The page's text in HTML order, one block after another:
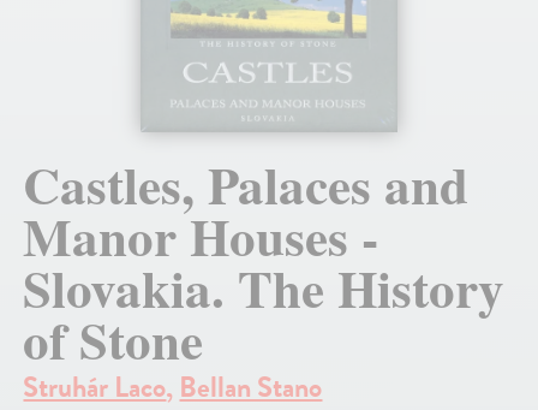
Castles, Palaces and
Manor Houses -
Slovakia. The History
of Stone
Struhár Laco,Bellan Stano